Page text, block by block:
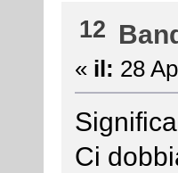
12
« il: 28
Ci